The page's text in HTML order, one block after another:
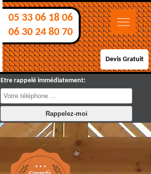
05 33 06 18 06
06 30 24 80 70
Devis Gratuit
Etre rappelé immédiatement: